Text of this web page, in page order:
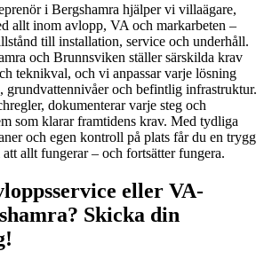
i Bergshamra hjälper vi villaägare,
allt inom avlopp, VA och markarbeten –
till installation, service och underhåll.
och Brunnsviken ställer särskilda krav
teknikval, och vi anpassar varje lösning
grundvattennivåer och befintlig infrastruktur.
dokumenterar varje steg och
som klarar framtidens krav. Med tydliga
och egen kontroll på plats får du en trygg
allt fungerar – och fortsätter fungera.
eller VA-
Skicka din